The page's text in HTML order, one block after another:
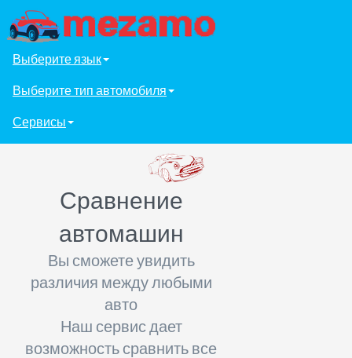
Выберите язык
Выберите тип автомобиля
Сервисы
Сравнение
автомашин
Вы сможете увидить
различия между любыми
авто
Наш сервис дает
возможность сравнить все